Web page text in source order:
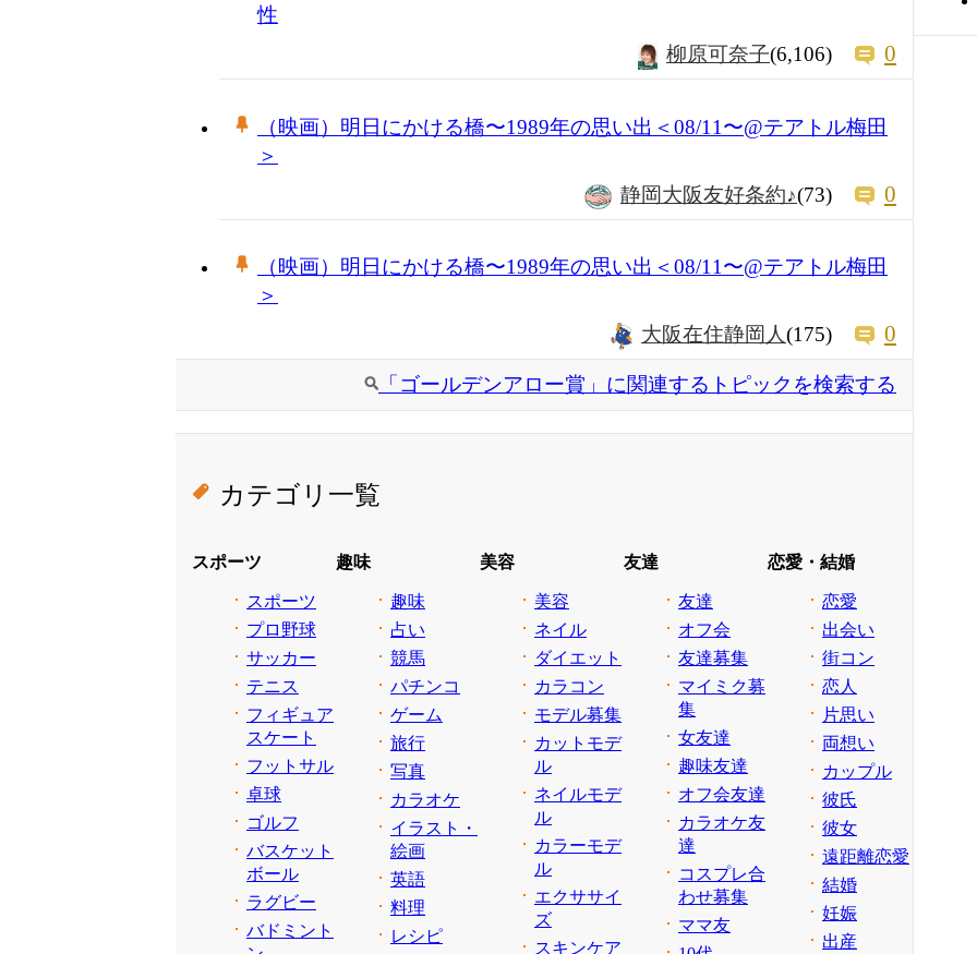
性
柳原可奈子(6,106) 0
（映画）明日にかける橋〜1989年の思い出＜08/11〜@テアトル梅田
＞
静岡大阪友好条約♪(73) 0
（映画）明日にかける橋〜1989年の思い出＜08/11〜@テアトル梅田
＞
大阪在住静岡人(175) 0
「ゴールデンアロー賞」に関連するトピックを検索する
カテゴリ一覧
スポーツ
スポーツ
プロ野球
サッカー
テニス
フィギュア
スケート
フットサル
卓球
ゴルフ
バスケット
ボール
ラグビー
バドミント
趣味
趣味
占い
競馬
パチンコ
ゲーム
旅行
写真
カラオケ
イラスト・
絵画
英語
料理
レシピ
美容
美容
ネイル
ダイエット
カラコン
モデル募集
カットモデ
ル
ネイルモデ
ル
カラーモデ
ル
エクササイ
ズ
スキンケア
友達
友達
オフ会
友達募集
マイミク募
集
女友達
趣味友達
オフ会友達
カラオケ友
達
コスプレ合
わせ募集
ママ友
恋愛・結婚
恋愛
出会い
街コン
恋人
片思い
両想い
カップル
彼氏
彼女
遠距離恋愛
結婚
妊娠
出産